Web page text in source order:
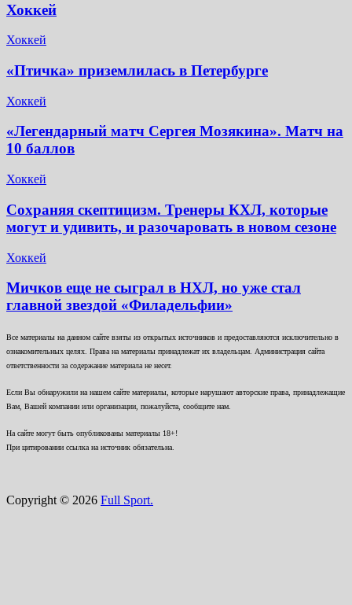
Хоккей
Хоккей
«Птичка» приземлилась в Петербурге
Хоккей
«Легендарный матч Сергея Мозякина». Матч на
10 баллов
Хоккей
Сохраняя скептицизм. Тренеры КХЛ, которые
могут и удивить, и разочаровать в новом сезоне
Хоккей
Мичков еще не сыграл в НХЛ, но уже стал
главной звездой «Филадельфии»
Все материалы на данном сайте взяты из открытых источников и предоставляются исключительно в
ознакомительных целях. Права на материалы принадлежат их владельцам. Администрация сайта
ответственности за содержание материала не несет.
Если Вы обнаружили на нашем сайте материалы, которые нарушают авторские права, принадлежащие
Вам, Вашей компании или организации, пожалуйста, сообщите нам.
На сайте могут быть опубликованы материалы 18+!
При цитировании ссылка на источник обязательна.
Copyright © 2026 Full Sport.